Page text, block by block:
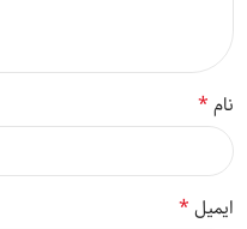
نام*
ایمیل*